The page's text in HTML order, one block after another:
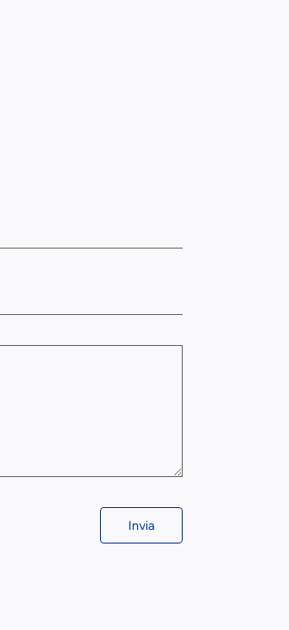
Invia